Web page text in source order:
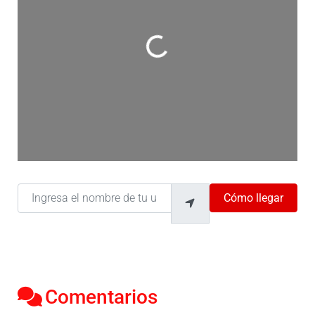
Cargando…
Ingresa el nombre de tu ubicación
Cómo llegar
Comentarios